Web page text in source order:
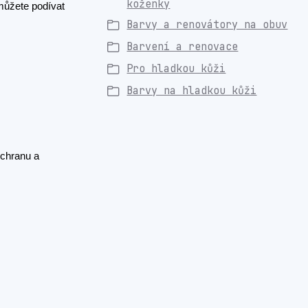
podívat
a
koženky
Barvy a renovátory na obuv
Barvení a renovace
Pro hladkou kůži
Barvy na hladkou kůži